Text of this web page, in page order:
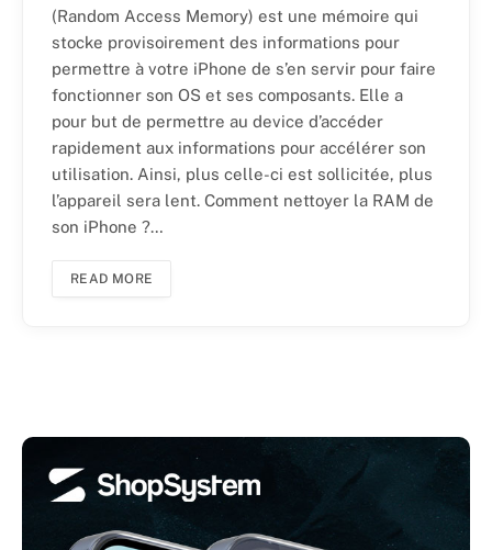
(Random Access Memory) est une mémoire qui
stocke provisoirement des informations pour
permettre à votre iPhone de s’en servir pour faire
fonctionner son OS et ses composants. Elle a
pour but de permettre au device d’accéder
rapidement aux informations pour accélérer son
utilisation. Ainsi, plus celle-ci est sollicitée, plus
l’appareil sera lent. Comment nettoyer la RAM de
son iPhone ?…
READ MORE